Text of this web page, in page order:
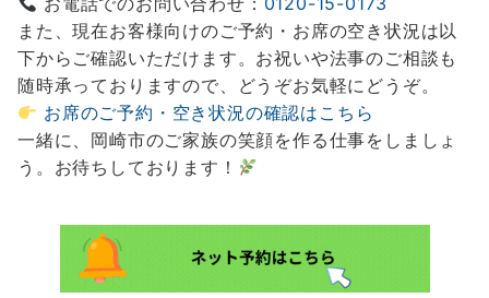
また、現在お客様向けのご予約・お席の空き状況は以
下からご確認いただけます。お祝いや法事のご相談も
随時承っておりますので、どうぞお気軽にどうぞ。
お席のご予約・空き状況の確認はこちら
一緒に、岡崎市のご家族の笑顔を作る仕事をしましょ
う。お待ちしております！